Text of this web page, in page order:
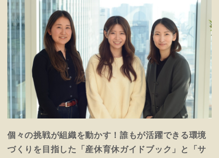
個々の挑戦が組織を動かす！誰もが活躍できる環境
づくりを目指した「産休育休ガイドブック」と「サ